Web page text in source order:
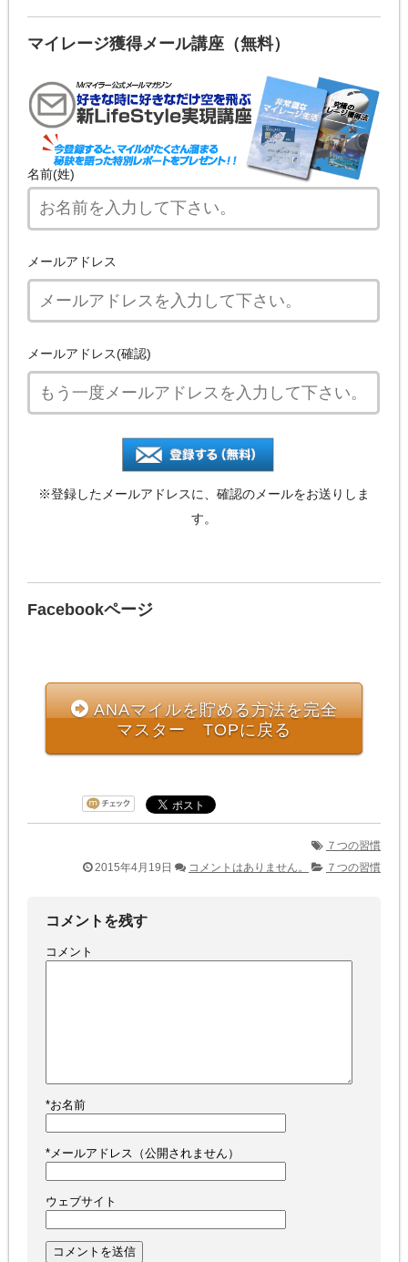
マイレージ獲得メール講座（無料）
名前(姓)
メールアドレス
メールアドレス(確認)
※登録したメールアドレスに、確認のメールをお送りしま
す。
Facebookページ
ANAマイルを貯める方法を完全
マスター TOPに戻る
７つの習慣
2015年4月19日
コメントはありません。 ７つの習慣
コメントを残す
コメント
*お名前
*メールアドレス（公開されません）
ウェブサイト